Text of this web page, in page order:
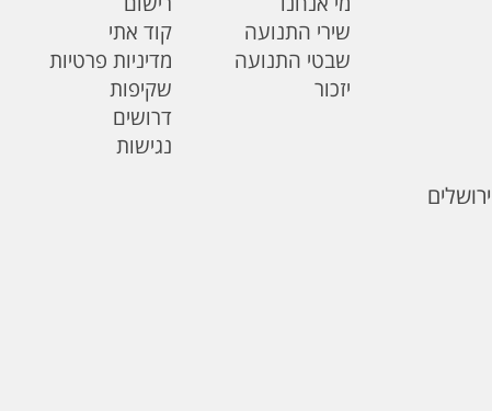
שירי התנועה
שבטי התנועה
יזכור
קוד אתי
מדיניות פרטיות
שקיפות
דרושים
נגישות